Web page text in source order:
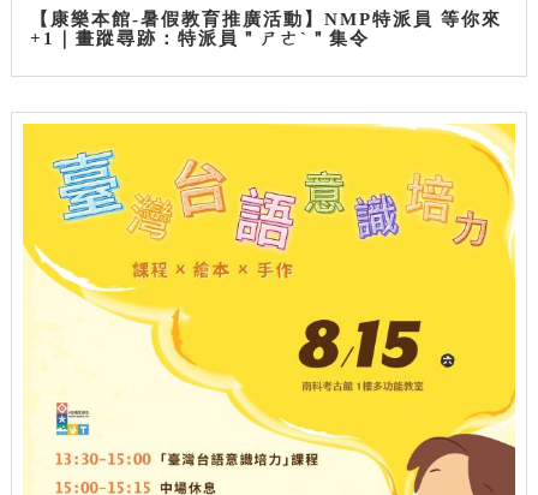
【康樂本館-暑假教育推廣活動】NMP特派員 等你來
+1｜畫蹤尋跡：特派員＂ㄕㄜˋ＂集令